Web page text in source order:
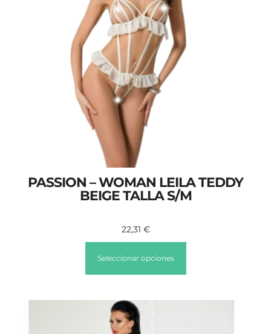
PASSION – WOMAN LEILA TEDDY
BEIGE TALLA S/M
22,31 €
Seleccionar opciones